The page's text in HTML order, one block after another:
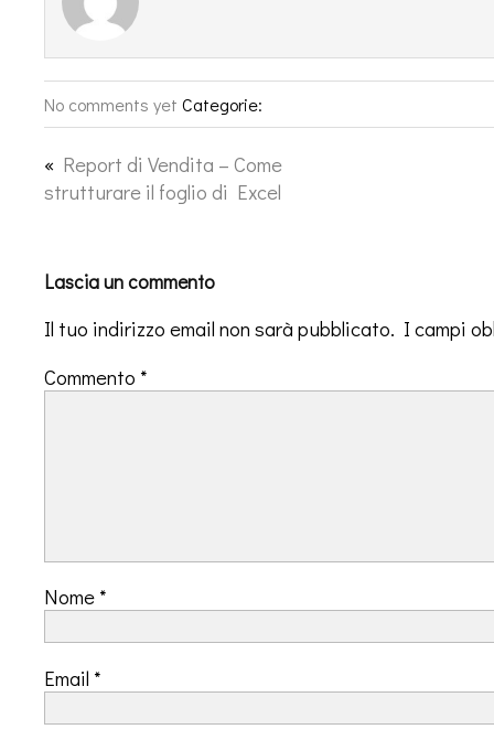
No comments yet Categorie:
« Report di Vendita – Come
strutturare il foglio di Excel
Lascia un commento
Il tuo indirizzo email non sarà pubblicato. I campi
Commento *
Nome *
Email *